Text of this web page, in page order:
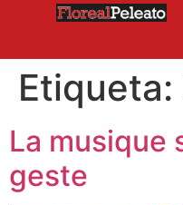
Etiqueta:
La musique
geste